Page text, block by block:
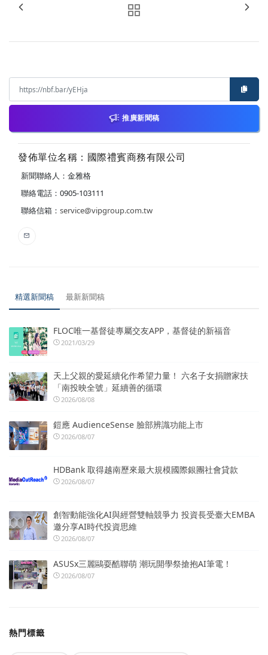
推廣新聞稿
發佈單位名稱：國際禮賓商務有限公司
新聞聯絡人：金雅格
聯絡電話：0905-103111
聯絡信箱： service@vipgroup.com.tw
精選新聞稿 最新新聞稿
FLOC唯一基督徒專屬交友APP，基督徒的新福音
2021/03/29
天上父親的愛延續化作希望力量！ 六名子女捐贈家扶
「南投映全號」延續善的循環
2026/08/08
鎧應 AudienceSense 臉部辨識功能上市
2026/08/07
HDBank 取得越南歷來最大規模國際銀團社會貸款
2026/08/07
創智動能強化AI與經營雙軸競爭力 投資長受臺大EMBA
邀分享AI時代投資思維
2026/08/07
ASUSx三麗鷗耍酷聯萌 潮玩開學祭搶抱AI筆電！
2026/08/07
熱門標籤